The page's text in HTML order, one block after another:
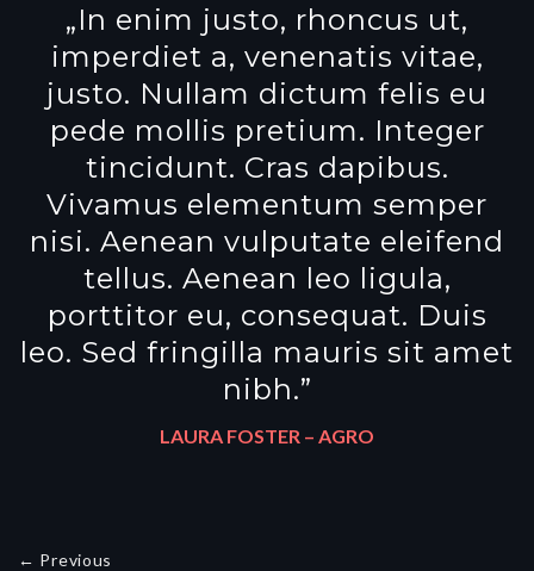
„In enim justo, rhoncus ut,
imperdiet a, venenatis vitae,
justo. Nullam dictum felis eu
pede mollis pretium. Integer
tincidunt. Cras dapibus.
Vivamus elementum semper
nisi. Aenean vulputate eleifend
tellus. Aenean leo ligula,
porttitor eu, consequat. Duis
leo. Sed fringilla mauris sit amet
nibh.”
LAURA FOSTER – AGRO
← Previous